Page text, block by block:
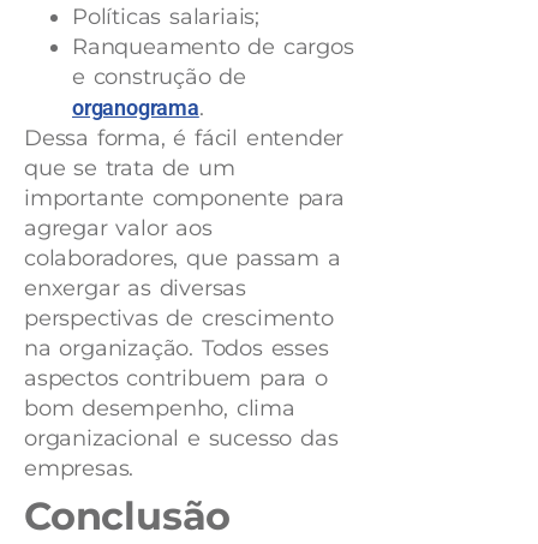
Políticas salariais;
Ranqueamento de cargos
e construção de
organograma.
Dessa forma, é fácil entender
que se trata de um
importante componente para
agregar valor aos
colaboradores, que passam a
enxergar as diversas
perspectivas de crescimento
na organização. Todos esses
aspectos contribuem para o
bom desempenho, clima
organizacional e sucesso das
empresas.
Conclusão